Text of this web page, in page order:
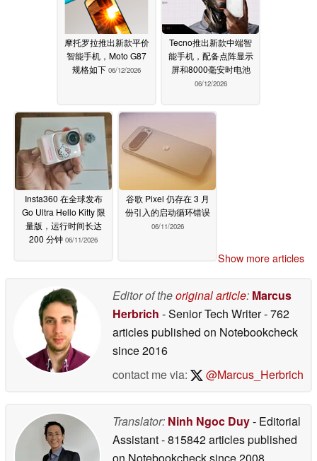
摩托罗拉推出新款平价
智能手机，Moto G87
规格如下 06/12/2026
Tecno推出新款中端智
能手机，配备点阵显示
屏和8000毫安时电池
06/12/2026
Insta360 在全球发布
Go Ultra Hello Kitty 限
量版，运行时间长达
200 分钟 06/11/2026
谷歌 Pixel 仍存在 3 月
份引入的启动循环错误
06/11/2026
Show more articles
Editor of theoriginal article: Marcus
Herbrich - Senior Tech Writer- 762
articles published on Notebookcheck
since 2016
contact me via:
@Marcus_Herbrich
Translator: Ninh Ngoc Duy- Editorial
Assistant- 815842 articles published
on Notebookchecksince 2008